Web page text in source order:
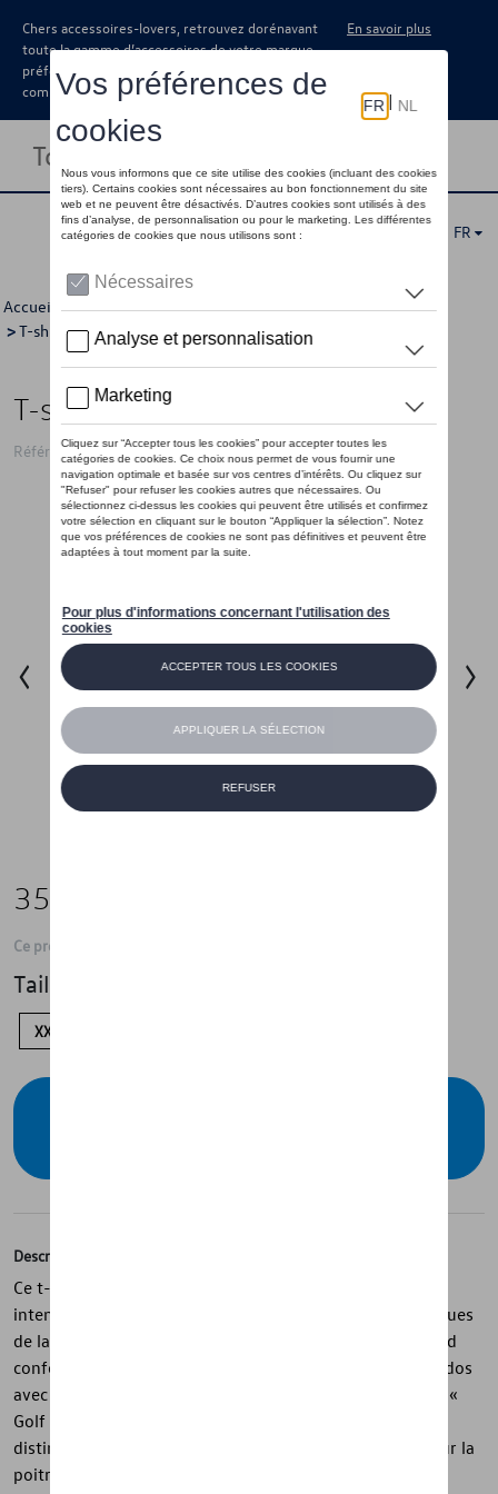
Chers accessoires-lovers, retrouvez dorénavant
toute la gamme d’accessoires de votre marque
préférée sous forme de catalogue à
commander auprès de votre concessionaire.
En savoir plus
Toggle navigation
FR
Accueil >Pour vous >Golf Collection >Vêtements
>T-shirts/polo's >Hommes > Détail
T-shirt VW Golf, blanc - L
Référence: 5HG084200C 084
35,01 €
Ce produit n'est actuellement pas de stock
Taille
XXL
Description
Ce t-shirt blanc de la collection Golf associe un style
intemporel à un hommage aux générations emblématiques
de la Golf. Réalisé en coton single jersey, il offre un grand
confort au quotidien, tandis que l’imprimé moderne au dos
avec les croquis des modèles Golf 1 à Golf 8 et le slogan «
Golf – Made by life. Made for life » lui confère une allure
distinctive. L’impression en relief de la silhouette Golf sur la
poitrine et l’étiquette latérale discrète complètent